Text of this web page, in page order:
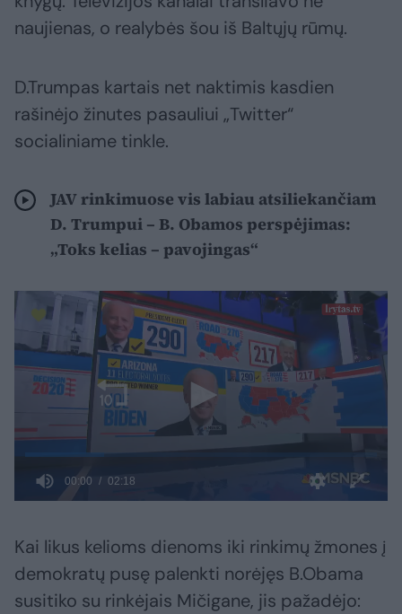
naujienas, o realybės šou iš Baltųjų rūmų.
D.Trumpas kartais net naktimis kasdien
rašinėjo žinutes pasauliui „Twitter“
socialiniame tinkle.
JAV rinkimuose vis labiau atsiliekančiam
D. Trumpui – B. Obamos perspėjimas:
„Toks kelias – pavojingas“
Kai likus kelioms dienoms iki rinkimų žmones į
demokratų pusę palenkti norėjęs B.Obama
susitiko su rinkėjais Mičigane, jis pažadėjo: